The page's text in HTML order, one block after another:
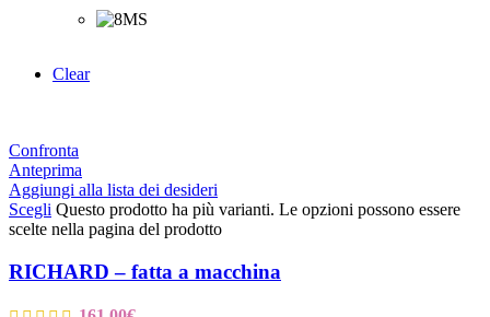
Clear
Confronta
Anteprima
Aggiungi alla lista dei desideri
Scegli Questo prodotto ha più varianti. Le opzioni possono essere
scelte nella pagina del prodotto
RICHARD – fatta a macchina